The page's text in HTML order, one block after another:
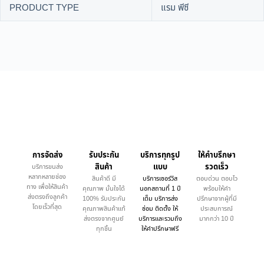
PRODUCT TYPE
แรม พีซี
การจัดส่ง
บริการขนส่ง
หลากหลายช่อง
ทาง เพื่อให้สินค้า
ส่งตรงถึงลูกค้า
โดยเร็วที่สุด
รับประกัน
สินค้า
สินค้าดี มี
คุณภาพ มั่นใจได้
100% รับประกัน
คุณภาพสินค้าแท้
ส่งตรงจากศูนย์
ทุกชิ้น
บริการทุกรูป
แบบ
บริการเซอร์วิส
นอกสถานที่ 1 ปี
เต็ม บริการส่ง
ซ่อม ติดตั้ง ให้
บริการและรวมถึง
ให้คำปรึกษาฟรี
ให้คำบรึกษา
รวดเร็ว
ตอบด่วน ตอบไว
พร้อมให้คำ
ปรึกษาจากผู้ที่มี
ประสบการณ์
มากกว่า 10 ปี